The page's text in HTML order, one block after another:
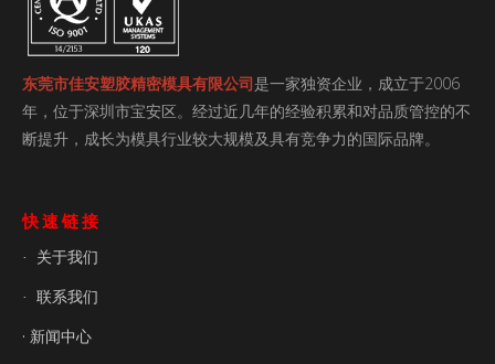
东莞市佳安塑胶精密模具有限公司是一家独资企业，成立于2006
年，位于深圳市宝安区。经过近几年的经验积累和对品质管控的不
断提升，成长为模具行业较大规模及具有竞争力的国际品牌。
快速链接
· 关于我们
· 联系我们
· 新闻中心